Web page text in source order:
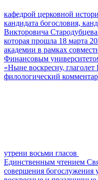
кафедрой церковной
кандидата богословия,
Викторовича
которая прошла 18 марта
академии в рамках
Финансовым
«Ныне воскресну, глаголет
филологический
утрени восьми гласов
Единственным чтением
совершения богослужения